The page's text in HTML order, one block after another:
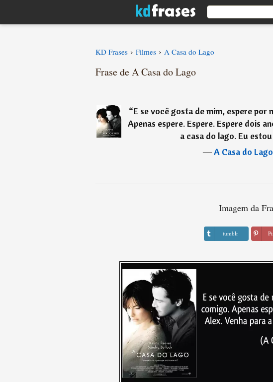
KD Frases › Filmes › A Casa do Lago
Frase de A Casa do Lago
“E se você gosta de mim, espere por
Apenas espere. Espere. Espere dois
a casa do lago. Eu
―A Casa do Lago
Imagem da
tumblr